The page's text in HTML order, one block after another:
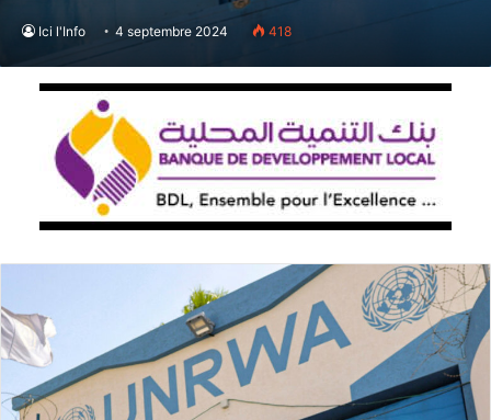
Ici l'Info 4 septembre 2024 418